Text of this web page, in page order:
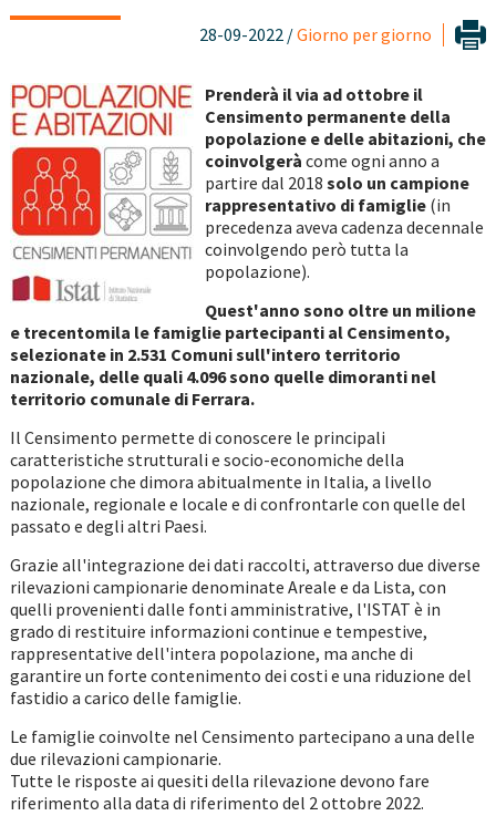
28-09-2022 /Giorno per giorno
Prenderà il via ad ottobre il
Censimento permanente della
popolazione e delle abitazioni, che
coinvolgerà come ogni anno a
partire dal 2018 solo un campione
rappresentativo di famiglie(in
precedenza aveva cadenza decennale
coinvolgendo però tutta la
popolazione).
Quest'anno sono oltre un milione
e trecentomila le famiglie partecipanti al Censimento,
selezionate in 2.531 Comuni sull'intero territorio
nazionale, delle quali 4.096 sono quelle dimoranti nel
territorio comunale di Ferrara.
Il Censimento permette di conoscere le principali
caratteristiche strutturali e socio-economiche della
popolazione che dimora abitualmente in Italia, a livello
nazionale, regionale e locale e di confrontarle con quelle del
passato e degli altri Paesi.
Grazie all'integrazione dei dati raccolti, attraverso due diverse
rilevazioni campionarie denominate Areale e da Lista, con
quelli provenienti dalle fonti amministrative, l'ISTAT è in
grado di restituire informazioni continue e tempestive,
rappresentative dell'intera popolazione, ma anche di
garantire un forte contenimento dei costi e una riduzione del
fastidio a carico delle famiglie.
Le famiglie coinvolte nel Censimento partecipano a una delle
due rilevazioni campionarie.
Tutte le risposte ai quesiti della rilevazione devono fare
riferimento alla data di riferimento del 2 ottobre 2022.